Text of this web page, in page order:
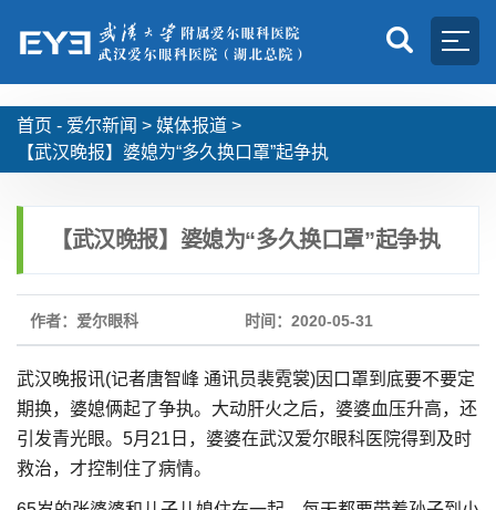
首页 - 爱尔新闻 > 媒体报道 >
【武汉晚报】婆媳为“多久换口罩”起争执
【武汉晚报】婆媳为“多久换口罩”起争执
作者：爱尔眼科 时间：2020-05-31
武汉晚报讯(记者唐智峰 通讯员裴霓裳)因口罩到底要不要定
期换，婆媳俩起了争执。大动肝火之后，婆婆血压升高，还
引发青光眼。5月21日，婆婆在武汉爱尔眼科医院得到及时
救治，才控制住了病情。